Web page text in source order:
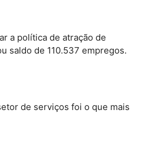
a política de atração de
saldo de 110.537 empregos.
de serviços foi o que mais